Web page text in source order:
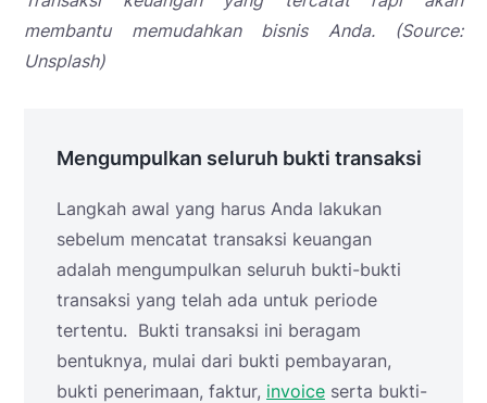
membantu memudahkan bisnis Anda. (Source:
Unsplash)
Mengumpulkan seluruh bukti transaksi
Langkah awal yang harus Anda lakukan
sebelum mencatat transaksi keuangan
adalah mengumpulkan seluruh bukti-bukti
transaksi yang telah ada untuk periode
tertentu. Bukti transaksi ini beragam
bentuknya, mulai dari bukti pembayaran,
bukti penerimaan, faktur, invoice serta bukti-